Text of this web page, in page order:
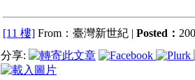
[11 樓] From：臺灣新世紀 | Posted：
分享: